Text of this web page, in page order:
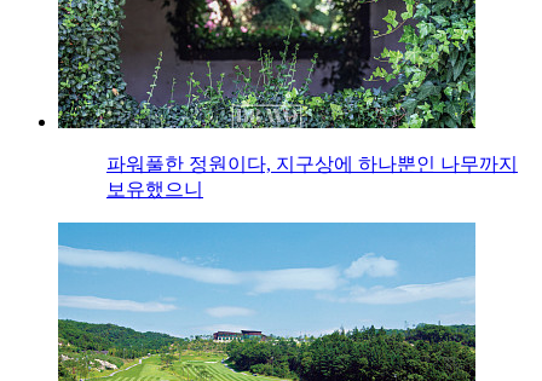
파워풀한 정원이다, 지구상에 하나뿐인 나무까지
보유했으니